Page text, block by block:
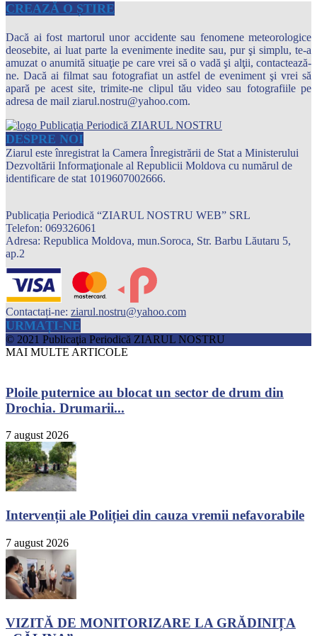
CREAZĂ O ȘTIRE
Dacă ai fost martorul unor accidente sau fenomene meteorologice
deosebite, ai luat parte la evenimente inedite sau, pur şi simplu, te-a
amuzat o anumită situaţie pe care vrei să o vadă şi alţii, contactează-
ne. Dacă ai filmat sau fotografiat un astfel de eveniment şi vrei să
apară pe acest site, trimite-ne clipul tău video sau fotografiile pe
adresa de mail ziarul.nostru@yahoo.com.
DESPRE NOI
Ziarul este înregistrat la Camera Înregistrării de Stat a Ministerului
Dezvoltării Informaţionale al Republicii Moldova cu numărul de
identificare de stat 1019607002666.
Publicația Periodică “ZIARUL NOSTRU WEB” SRL
Telefon: 069326061
Adresa: Republica Moldova, mun.Soroca, Str. Barbu Lăutaru 5,
ap.2
Contactați-ne: ziarul.nostru@yahoo.com
URMAȚI-NE
© 2021 Publicaţia Periodică ZIARUL NOSTRU
MAI MULTE ARTICOLE
Ploile puternice au blocat un sector de drum din
Drochia. Drumarii...
7 august 2026
Intervenții ale Poliției din cauza vremii nefavorabile
7 august 2026
VIZITĂ DE MONITORIZARE LA GRĂDINIȚA